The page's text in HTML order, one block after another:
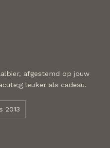
afgestemd op jouw
leuker als cadeau.
2013